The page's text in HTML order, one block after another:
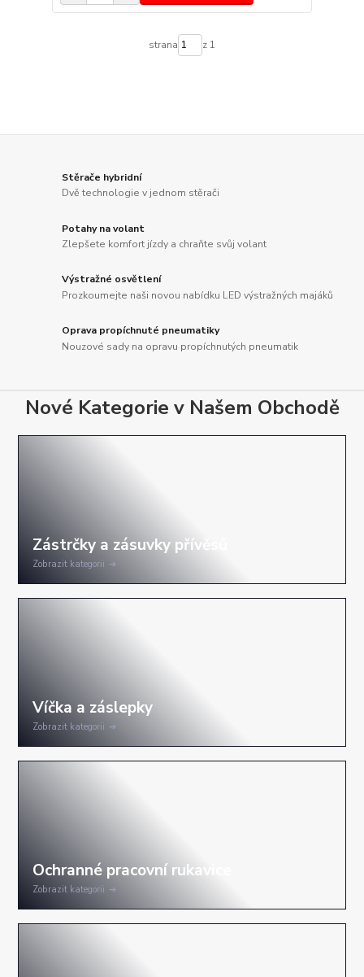
strana z 1
Stěrače hybridní
Dvě technologie v jednom stěrači
Potahy na volant
Zlepšete komfort jízdy a chraňte svůj volant
Výstražné osvětlení
Prozkoumejte naši novou nabídku LED výstražných majáků
Oprava propíchnuté pneumatiky
Nouzové sady na opravu propíchnutých pneumatik
Nové Kategorie v Našem Obchodě
Zobrazit kategorii
Zobrazit kategorii
Zobrazit kategorii